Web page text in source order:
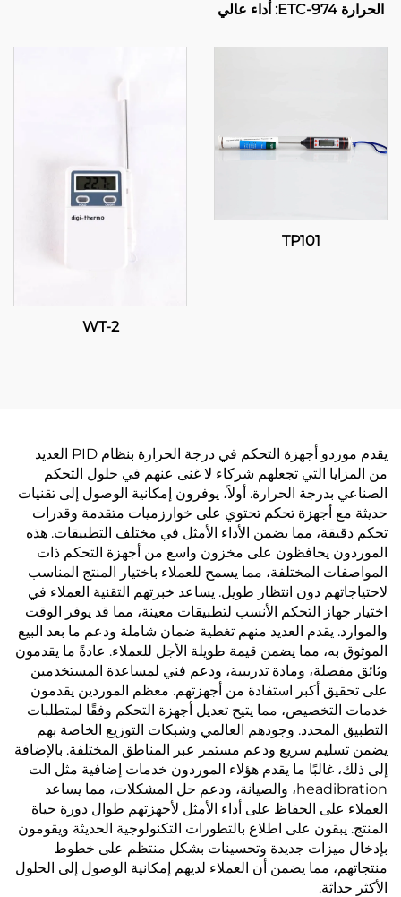
الحرارة ETC-974: أداء عالي
للتطبيقات الصناعية
TP101
WT-2
يقدم موردو أجهزة التحكم في درجة الحرارة بنظام PID العديد
من المزايا التي تجعلهم شركاء لا غنى عنهم في حلول التحكم
الصناعي بدرجة الحرارة. أولاً، يوفرون إمكانية الوصول إلى تقنيات
حديثة مع أجهزة تحكم تحتوي على خوارزميات متقدمة وقدرات
تحكم دقيقة، مما يضمن الأداء الأمثل في مختلف التطبيقات. هذه
الموردون يحافظون على مخزون واسع من أجهزة التحكم ذات
المواصفات المختلفة، مما يسمح للعملاء باختيار المنتج المناسب
لاحتياجاتهم دون انتظار طويل. يساعد خبرتهم التقنية العملاء في
اختيار جهاز التحكم الأنسب لتطبيقات معينة، مما قد يوفر الوقت
والموارد. يقدم العديد منهم تغطية ضمان شاملة ودعم ما بعد البيع
الموثوق به، مما يضمن قيمة طويلة الأجل للعملاء. عادةً ما يقدمون
وثائق مفصلة، ومادة تدريبية، ودعم فني لمساعدة المستخدمين
على تحقيق أكبر استفادة من أجهزتهم. معظم الموردين يقدمون
خدمات التخصيص، مما يتيح تعديل أجهزة التحكم وفقًا لمتطلبات
التطبيق المحدد. وجودهم العالمي وشبكات التوزيع الخاصة بهم
يضمن تسليم سريع ودعم مستمر عبر المناطق المختلفة. بالإضافة
إلى ذلك، غالبًا ما يقدم هؤلاء الموردون خدمات إضافية مثل الت
headibration، والصيانة، ودعم حل المشكلات، مما يساعد
العملاء على الحفاظ على أداء الأمثل لأجهزتهم طوال دورة حياة
المنتج. يبقون على اطلاع بالتطورات التكنولوجية الحديثة ويقومون
بإدخال ميزات جديدة وتحسينات بشكل منتظم على خطوط
منتجاتهم، مما يضمن أن العملاء لديهم إمكانية الوصول إلى الحلول
الأكثر حداثة.